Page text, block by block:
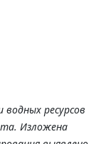
ресурсов
Изложена